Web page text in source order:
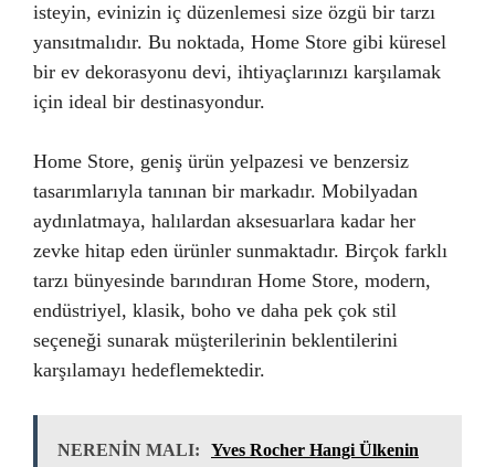
isteyin, evinizin iç düzenlemesi size özgü bir tarzı
yansıtmalıdır. Bu noktada, Home Store gibi küresel
bir ev dekorasyonu devi, ihtiyaçlarınızı karşılamak
için ideal bir destinasyondur.
Home Store, geniş ürün yelpazesi ve benzersiz
tasarımlarıyla tanınan bir markadır. Mobilyadan
aydınlatmaya, halılardan aksesuarlara kadar her
zevke hitap eden ürünler sunmaktadır. Birçok farklı
tarzı bünyesinde barındıran Home Store, modern,
endüstriyel, klasik, boho ve daha pek çok stil
seçeneği sunarak müşterilerinin beklentilerini
karşılamayı hedeflemektedir.
NERENİN MALI:
Yves Rocher Hangi Ülkenin